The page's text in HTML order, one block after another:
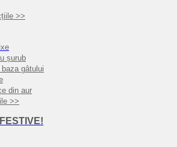
>>
șurub
gâtului
din aur
>>